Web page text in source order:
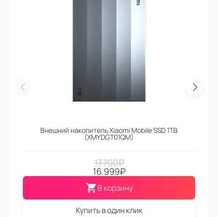
Внешний накопитель Xiaomi Mobile SSD 1TB
(XMYDGT01QM)
17.700₽
16.999₽
В корзину
Купить в один клик